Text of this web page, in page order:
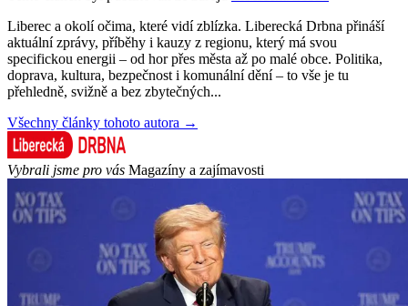
Liberec a okolí očima, které vidí zblízka. Liberecká Drbna přináší
aktuální zprávy, příběhy i kauzy z regionu, který má svou
specifickou energii – od hor přes města až po malé obce. Politika,
doprava, kultura, bezpečnost i komunální dění – to vše je tu
přehledně, svižně a bez zbytečných...
Všechny články tohoto autora →
Vybrali jsme pro vás Magazíny a zajímavosti